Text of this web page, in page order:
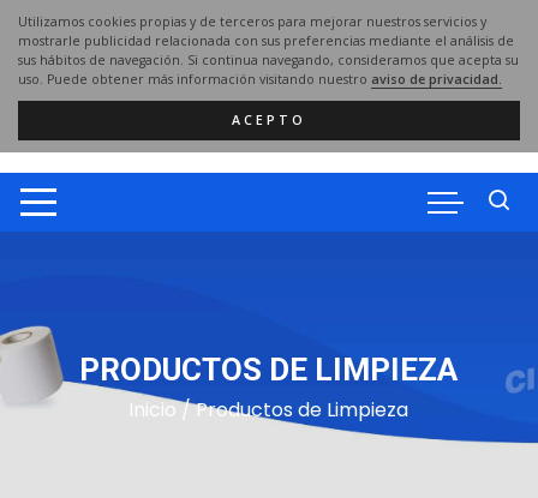
Utilizamos cookies propias y de terceros para mejorar nuestros servicios y
mostrarle publicidad relacionada con sus preferencias mediante el análisis de
sus hábitos de navegación. Si continua navegando, consideramos que acepta su
uso. Puede obtener más información visitando nuestro aviso de privacidad.
ACEPTO
Saltar
contenido
PRODUCTOS DE LIMPIEZA
Inicio/ Productos de Limpieza